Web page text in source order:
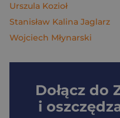
Urszula Kozioł
Stanisław Kalina Jaglarz
Wojciech Młynarski
Dołącz do
i